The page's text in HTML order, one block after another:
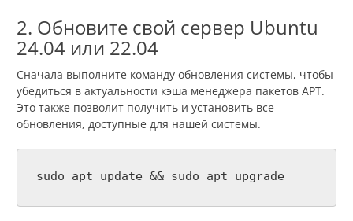
2. Обновите свой сервер Ubuntu
24.04 или 22.04
Сначала выполните команду обновления системы, чтобы
убедиться в актуальности кэша менеджера пакетов APT.
Это также позволит получить и установить все
обновления, доступные для нашей системы.
sudo apt update && sudo apt upgrade